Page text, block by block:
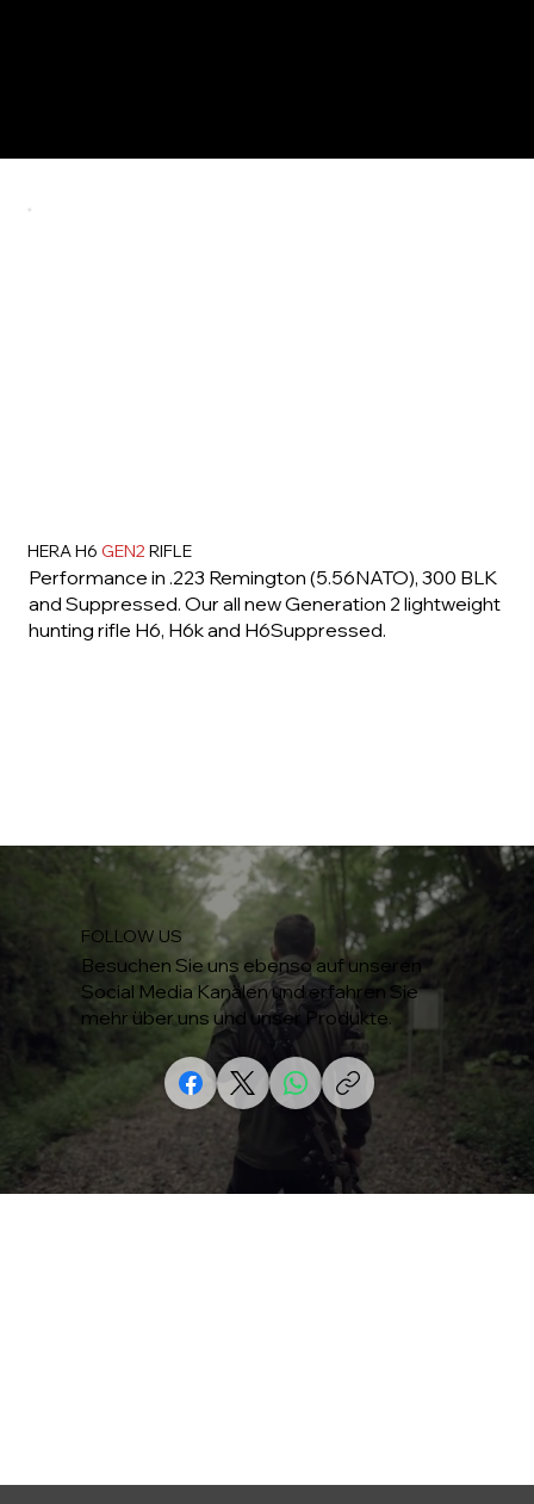
HERA H6 GEN2 RIFLE
Performance in .223 Remington (5.56NATO), 300 BLK
and Suppressed. Our all new Generation 2 lightweight
hunting rifle H6, H6k and H6Suppressed.
FOLLOW US
Besuchen Sie uns ebenso auf unseren
Social Media Kanälen und erfahren Sie
mehr über uns und unser Produkte.